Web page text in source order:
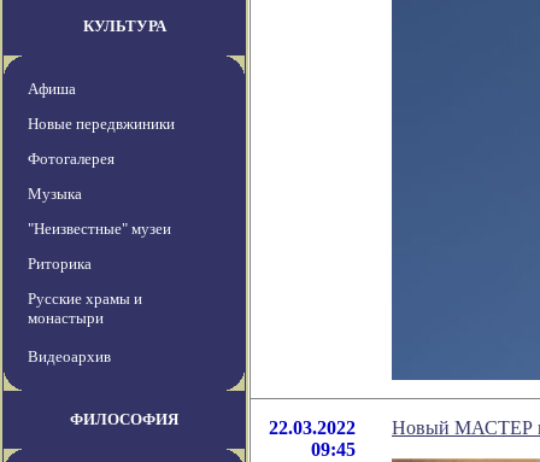
КУЛЬТУРА
Афиша
Новые передвжиники
Фотогалерея
Музыка
"Неизвестные" музеи
Риторика
Русские храмы и
монастыри
Видеоархив
ФИЛОСОФИЯ
22.03.2022
09:45
Новый МАСТЕР